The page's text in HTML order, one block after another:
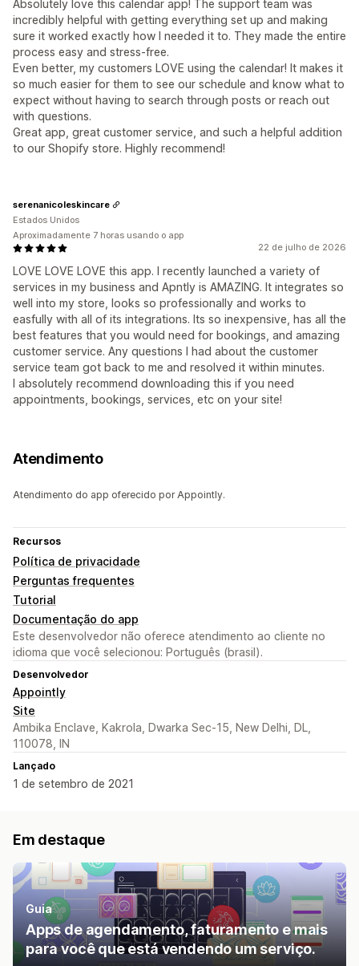
Absolutely love this calendar app! The support team was
incredibly helpful with getting everything set up and making
sure it worked exactly how I needed it to. They made the entire
process easy and stress-free.
Even better, my customers LOVE using the calendar! It makes it
so much easier for them to see our schedule and know what to
expect without having to search through posts or reach out
with questions.
Great app, great customer service, and such a helpful addition
to our Shopify store. Highly recommend!
22 de julho de 2026
LOVE LOVE LOVE this app. I recently launched a variety of
services in my business and Apntly is AMAZING. It integrates so
well into my store, looks so professionally and works to
easfully with all of its integrations. Its so inexpensive, has all the
best features that you would need for bookings, and amazing
customer service. Any questions I had about the customer
service team got back to me and resolved it within minutes.
I absolutely recommend downloading this if you need
appointments, bookings, services, etc on your site!
serenanicoleskincare
Estados Unidos
Aproximadamente 7 horas usando o app
Atendimento
Atendimento do app oferecido por Appointly.
Recursos
Política de privacidade
Perguntas frequentes
Tutorial
Documentação do app
Este desenvolvedor não oferece atendimento ao cliente no
idioma que você selecionou: Português (brasil).
Desenvolvedor
Appointly
Site
Ambika Enclave, Kakrola, Dwarka Sec-15, New Delhi, DL,
110078, IN
Lançado
1 de setembro de 2021
Em destaque
Guia
Apps de agendamento, faturamento e mais
para você que está vendendo um serviço.